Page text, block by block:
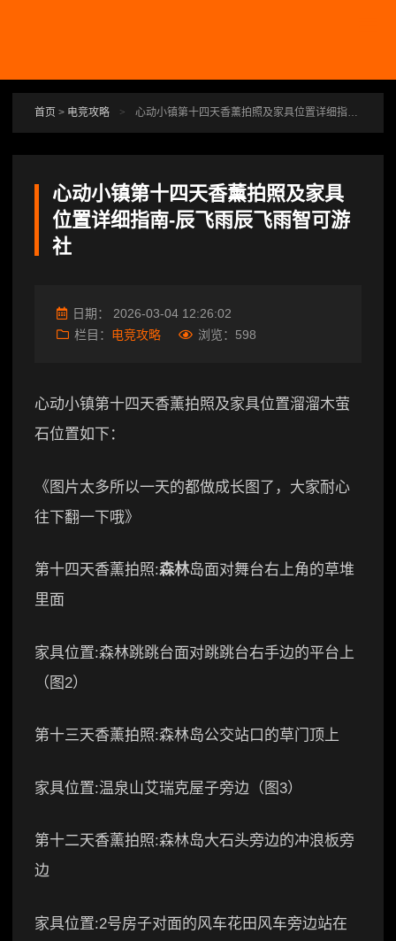
首页 > 电竞攻略 > 心动小镇第十四天香薰拍照及家具位置详细指南-辰飞雨辰飞雨智可游社
心动小镇第十四天香薰拍照及家具
位置详细指南-辰飞雨辰飞雨智可游
社
日期： 2026-03-04 12:26:02
栏目： 电竞攻略 浏览： 598
心动小镇第十四天香薰拍照及家具位置溜溜木萤
石位置如下：
《图片太多所以一天的都做成长图了，大家耐心
往下翻一下哦》
第十四天香薰拍照:森林岛面对舞台右上角的草堆
里面
家具位置:森林跳跳台面对跳跳台右手边的平台上
（图2）
第十三天香薰拍照:森林岛公交站口的草门顶上
家具位置:温泉山艾瑞克屋子旁边（图3）
第十二天香薰拍照:森林岛大石头旁边的冲浪板旁
边
家具位置:2号房子对面的风车花田风车旁边站在